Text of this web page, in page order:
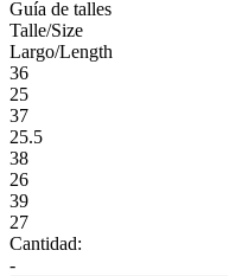
Guía de talles
Talle/Size
Largo/Length
36
25
37
25.5
38
26
39
27
Cantidad:
-